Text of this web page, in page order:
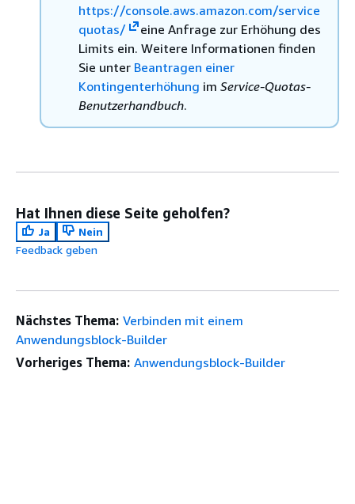
https://console.aws.amazon.com/service
quotas/
eine Anfrage zur Erhöhung des
Limits ein. Weitere Informationen finden
Sie unter Beantragen einer
Kontingenterhöhung im Service-Quotas-
Benutzerhandbuch.
Hat Ihnen diese Seite geholfen?
Ja
Nein
Feedback geben
Nächstes Thema: Verbinden mit einem
Anwendungsblock-Builder
Vorheriges Thema: Anwendungsblock-Builder